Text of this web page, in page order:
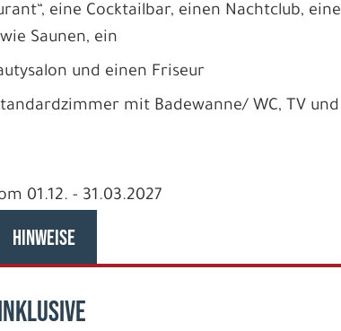
eine Cocktailbar, einen Nachtclub, eine
Saunen, ein
und einen Friseur
mit Badewanne/ WC, TV und
01.12. - 31.03.2027
HINWEISE